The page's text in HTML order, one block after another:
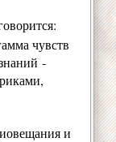
чувств
-
и